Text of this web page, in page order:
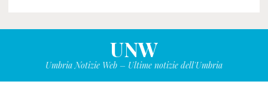
UNW
Umbria Notizie Web – Ultime notizie dell'Umbria